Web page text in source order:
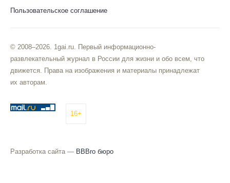
Пользовательское соглашение
© 2008–2026. 1gai.ru. Первый информационно-
развлекательный журнал в России для жизни и обо всем, что
движется. Права на изображения и материалы принадлежат
их авторам.
16+
Разработка сайта — BBBro бюро